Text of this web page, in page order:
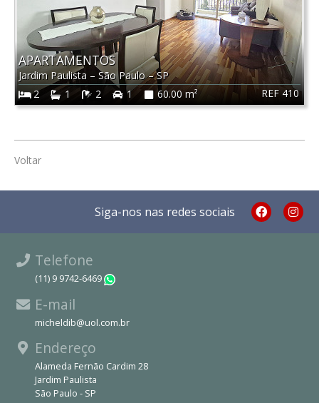
REF 410
APARTAMENTOS
Jardim Paulista – São Paulo–SP
2
1 2 1 60.00 m²
Voltar
Siga-nos nas redes sociais
Telefone
(11) 9 9742-6469
E-mail
micheldib@uol.com.br
Endereço
Alameda Fernão Cardim 28
Jardim Paulista
São Paulo - SP